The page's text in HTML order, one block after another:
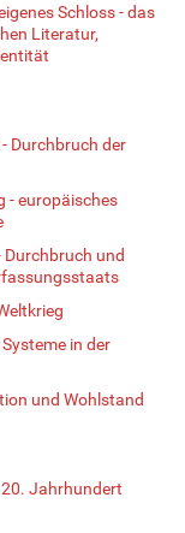
Schloss - das
Literatur,
Durchbruch der
- europäisches
Durchbruch und
in der
und Wohlstand
Jahrhundert